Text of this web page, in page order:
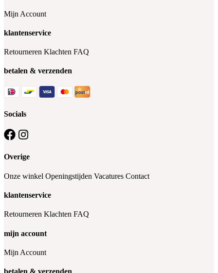
Mijn Account
klantenservice
Retourneren Klachten FAQ
betalen & verzenden
Socials
Overige
Onze winkel Openingstijden Vacatures Contact
klantenservice
Retourneren Klachten FAQ
mijn account
Mijn Account
betalen & verzenden